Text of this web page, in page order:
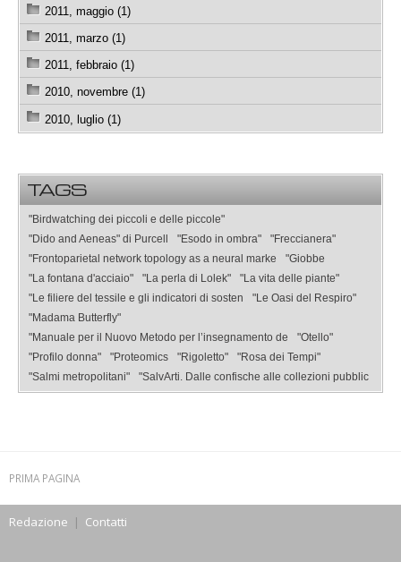
2011, maggio (1)
2011, marzo (1)
2011, febbraio (1)
2010, novembre (1)
2010, luglio (1)
TAGS
"Birdwatching dei piccoli e delle piccole"
"Dido and Aeneas" di Purcell
"Esodo in ombra"
"Freccianera"
"Frontoparietal network topology as a neural marke
"Giobbe
"La fontana d'acciaio"
"La perla di Lolek"
"La vita delle piante"
"Le filiere del tessile e gli indicatori di sosten
"Le Oasi del Respiro"
"Madama Butterfly"
"Manuale per il Nuovo Metodo per l’insegnamento de
"Otello"
"Profilo donna"
"Proteomics "Rigoletto"
"Rosa dei Tempi"
"Salmi metropolitani"
"SalvArti. Dalle confische alle collezioni pubblic
PRIMA PAGINA
Redazione | Contatti